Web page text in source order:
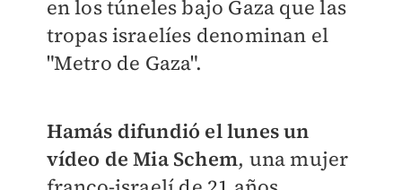
en los túneles bajo Gaza que las
tropas israelíes denominan el
"Metro de Gaza".
Hamás difundió el lunes un
vídeo de Mia Schem, una mujer